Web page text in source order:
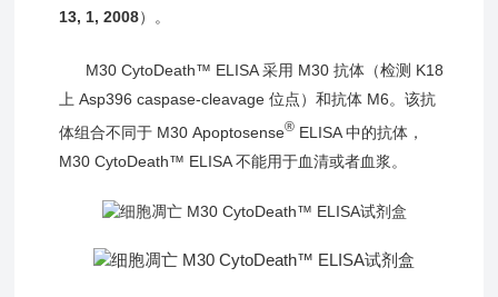
13, 1, 2008）。
M30 CytoDeath™ ELISA 采用 M30 抗体（检测 K18
上 Asp396 caspase-cleavage 位点）和抗体 M6。该抗
体组合不同于 M30 Apoptosense® ELISA 中的抗体，
M30 CytoDeath™ ELISA 不能用于血清或者血浆。